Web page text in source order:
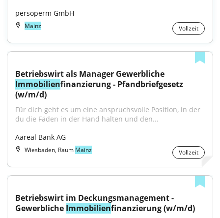
persoperm GmbH
Mainz Vollzeit
Immobilienfinanzierung - Pfandbriefgesetz
(w/m/d)
Für dich geht es um eine anspruchsvolle Position, in der
du die Fäden in der Hand halten und den...
Aareal Bank AG
Wiesbaden, Raum Mainz Vollzeit
Betriebswirt im Deckungsmanagement -
Gewerbliche Immobilienfinanzierung (w/m/d)